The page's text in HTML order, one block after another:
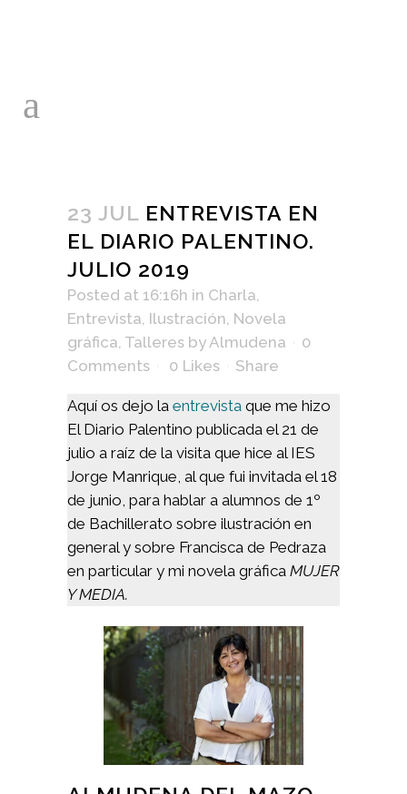
23 JUL ENTREVISTA EN
EL DIARIO PALENTINO.
JULIO 2019
Posted at 16:16h in Charla,
Entrevista, Ilustración, Novela
gráfica, Talleres byAlmudena
0
Comments
0 Likes Share
Aquí os dejo la entrevista que me hizo
El Diario Palentino publicada el 21 de
julio a raíz de la visita que hice al IES
Jorge Manrique, al que fui invitada el 18
de junio, para hablar a alumnos de 1º
de Bachillerato sobre ilustración en
general y sobre Francisca de Pedraza
en particular y mi novela gráfica MUJER
Y MEDIA.